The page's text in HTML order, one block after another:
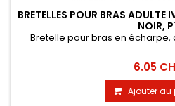
BRETELLES POUR BRAS
NOIR,
Bretelle pour bras en écharpe,
6.05
Ajouter au